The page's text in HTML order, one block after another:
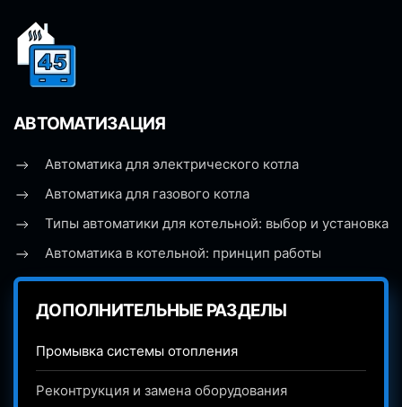
АВТОМАТИЗАЦИЯ
Автоматика для электрического котла
Автоматика для газового котла
Типы автоматики для котельной: выбор и установка
Автоматика в котельной: принцип работы
ДОПОЛНИТЕЛЬНЫЕ РАЗДЕЛЫ
Промывка системы отопления
Реконтрукция и замена оборудования